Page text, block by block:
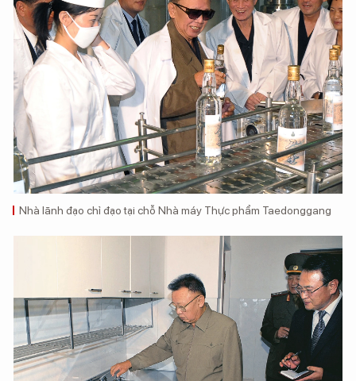
Nhà lãnh đạo chỉ đạo tại chỗ Nhà máy Thực phẩm Taedonggang